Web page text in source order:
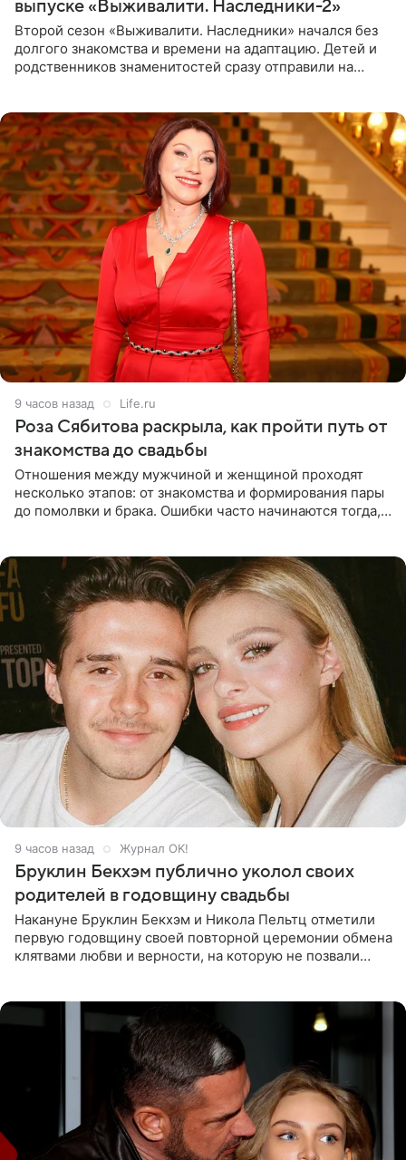
выпуске «Выживалити. Наследники-2»
Второй сезон «Выживалити. Наследники» начался без
долгого знакомства и времени на адаптацию. Детей и
родственников знаменитостей сразу отправили на
9 часов назад Life.ru
Роза Сябитова раскрыла, как пройти путь от
знакомства до свадьбы
Отношения между мужчиной и женщиной проходят
несколько этапов: от знакомства и формирования пары
до помолвки и брака. Ошибки часто начинаются тогда,
9 часов назад Журнал OK!
Бруклин Бекхэм публично уколол своих
родителей в годовщину свадьбы
Накануне Бруклин Бекхэм и Никола Пельтц отметили
первую годовщину своей повторной церемонии обмена
клятвами любви и верности, на которую не позвали